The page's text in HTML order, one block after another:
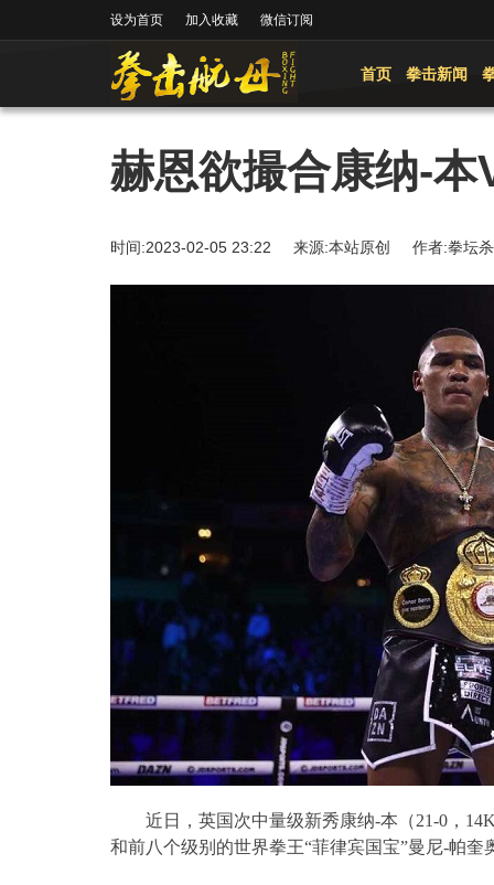
设为首页 加入收藏 微信订阅
首页 拳击新闻
赫恩欲撮合康纳-
时间:2023-02-05 23:22 来源:本站原创 作者:拳
近日，英国次中量级新秀康纳-本（21-0 ，
和前八个级别的世界拳王“菲律宾国宝”曼尼-帕奎